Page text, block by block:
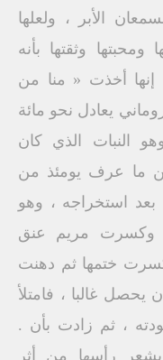
الأبر ، ولعلها
وثقتها بأنه
إنها أخذت « منا من
يعادل نحو مائة
النبات الذي كان
ما عرف يومئذ من
بعد استخراجه ، وهو
. وكسرت مريم عنق
كسرت ختمها ثم دهنت
غالبا ، فامتلأ
، ثم زادت بأن .
رأسها من أثر